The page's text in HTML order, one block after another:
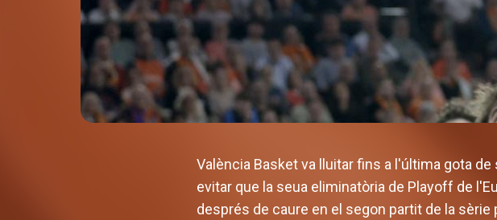
València Basket va lluitar fins a l'última gota
evitar que la seua eliminatòria de Playoff de
després de caure en el segon partit de la